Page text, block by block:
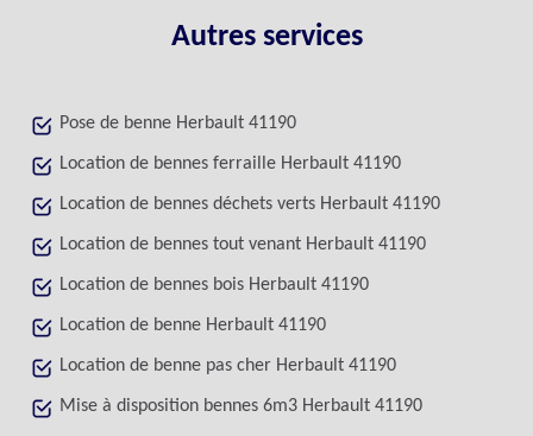
Autres services
Pose de benne Herbault 41190
Location de bennes ferraille Herbault 41190
Location de bennes déchets verts Herbault 41190
Location de bennes tout venant Herbault 41190
Location de bennes bois Herbault 41190
Location de benne Herbault 41190
Location de benne pas cher Herbault 41190
Mise à disposition bennes 6m3 Herbault 41190